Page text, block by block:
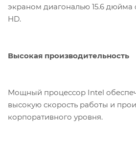
экраном диагональю 15.6
HD.
Высокая производительность
Мощный процессор Intel
высокую скорость работы и
корпоративного уровня.